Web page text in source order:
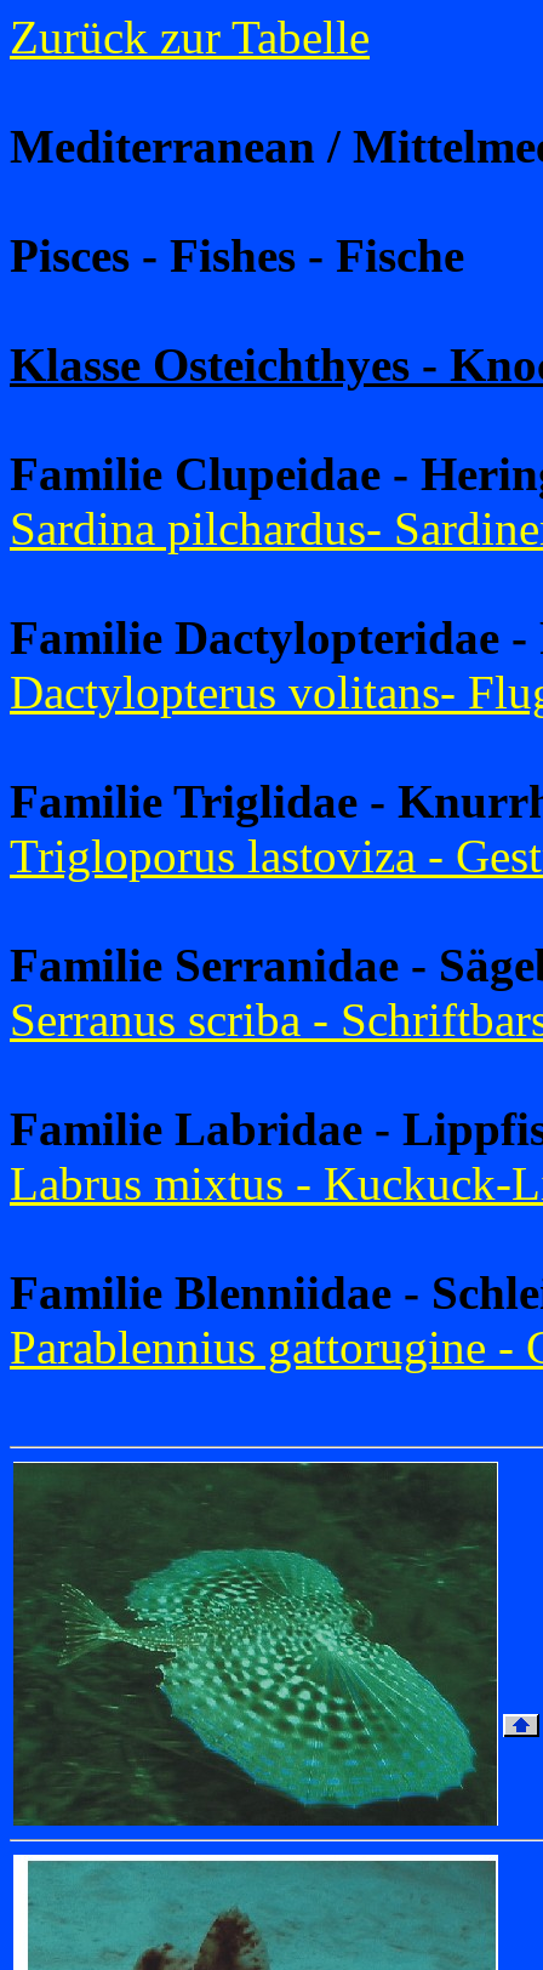
Zurück zur Tabelle
Mediterranean /
Pisces - Fishes - Fische
Klasse Osteichthyes -
Familie Clupeidae -
Sardina pilchardus-
Familie Dactylopteridae -
Dactylopterus volitans-
Familie Triglidae -
Trigloporus lastoviza -
Familie Serranidae -
Serranus scriba -
Familie Labridae -
Labrus mixtus - Kuckuck-
Familie Blenniidae -
Parablennius gattorugine -